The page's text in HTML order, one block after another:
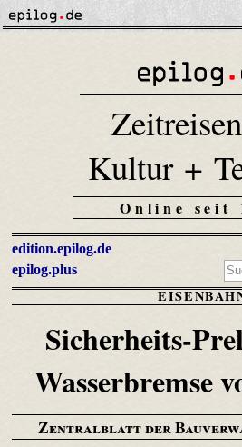
Kultur +
Online seit
edition.epilog.de
epilog.plus
Sicherheits-
Wasserbremse
Zentralblatt der